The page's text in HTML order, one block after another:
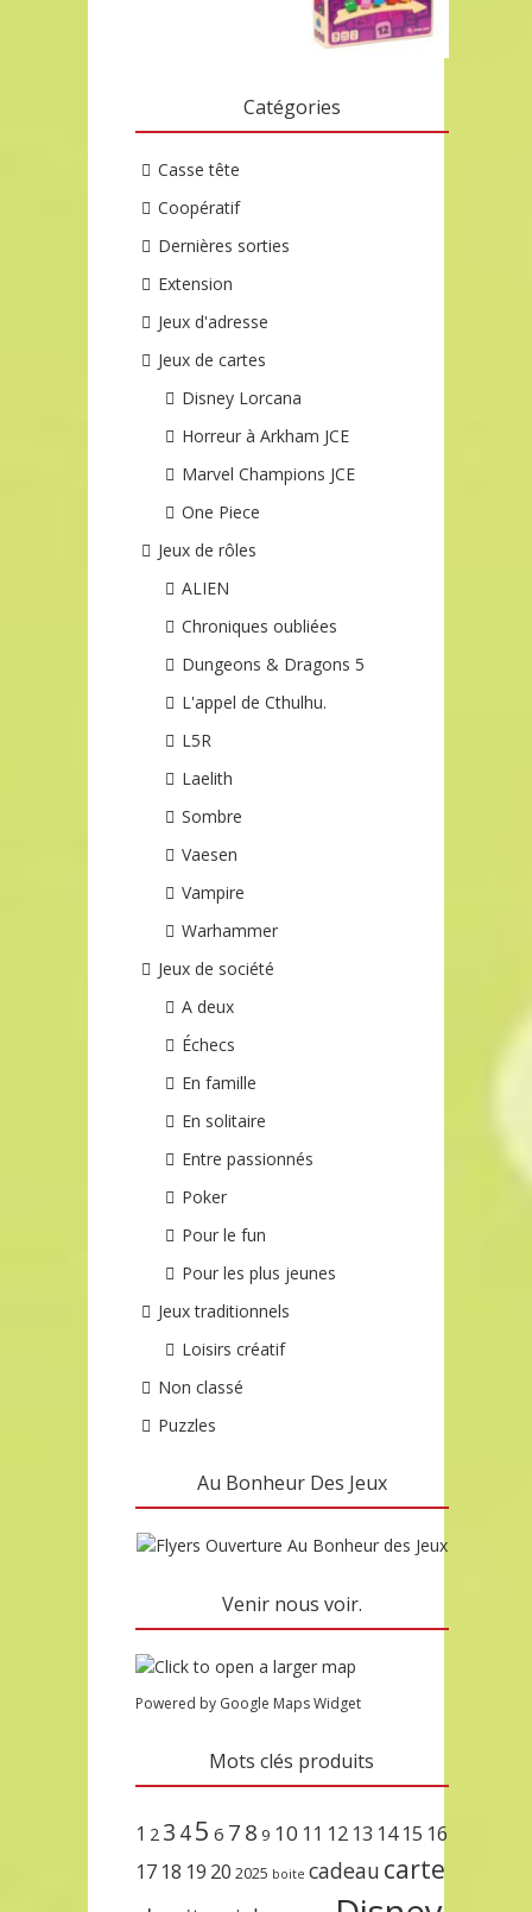
Catégories
Casse tête
Coopératif
Dernières sorties
Extension
Jeux d'adresse
Jeux de cartes
Disney Lorcana
Horreur à Arkham JCE
Marvel Champions JCE
One Piece
Jeux de rôles
ALIEN
Chroniques oubliées
Dungeons & Dragons 5
L'appel de Cthulhu.
L5R
Laelith
Sombre
Vaesen
Vampire
Warhammer
Jeux de société
A deux
Échecs
En famille
En solitaire
Entre passionnés
Poker
Pour le fun
Pour les plus jeunes
Jeux traditionnels
Loisirs créatif
Non classé
Puzzles
Au Bonheur Des Jeux
Venir nous voir.
Powered by Google Maps Widget
Mots clés produits
1 2 3 45 6 7 8 9 10 11 12 13 14 15 16
17 18 19 20 2025 boite cadeau carte